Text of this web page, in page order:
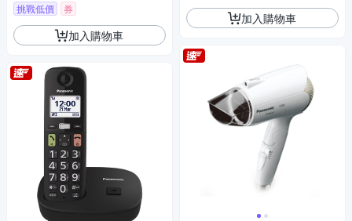
挑戰低價
券
加入購物車
加入購物車